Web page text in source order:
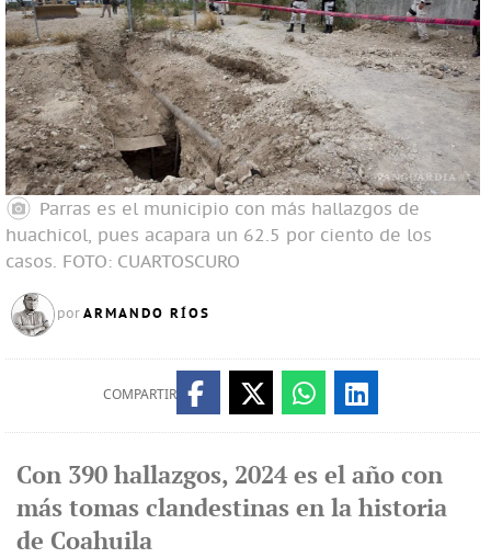
Parras es el municipio con más hallazgos de
huachicol, pues acapara un 62.5 por ciento de los
casos. FOTO: CUARTOSCURO
por ARMANDO RÍOS
COMPARTIR
Con 390 hallazgos, 2024 es el año con
más tomas clandestinas en la historia
de Coahuila